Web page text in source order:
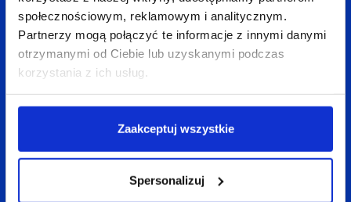
społecznościowym, reklamowym i analitycznym.
Partnerzy mogą połączyć te informacje z innymi danymi
otrzymanymi od Ciebie lub uzyskanymi podczas
korzystania z ich usług.
Zaakceptuj wszystkie
Spersonalizuj
Wskazówka:Zastosujcie metodę „Jak możemy…”
(w oryginale Design Thinking i Design Sprint,
to narzędzie „How Might We”, czyli, jak możemy
pomóc? Jak rozwiązać problem?
To przekształcanie problemów w możliwości.
Wyzwanie dla dewelopera: Mieszkańcy osiedla